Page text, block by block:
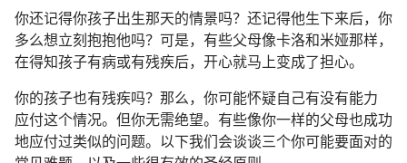
你还记得你孩子出生那天的情景吗？ 还记得他生下来后， 你
多么想立刻抱抱他吗？ 可是， 有些父母像卡洛和米娅那样，
在得知孩子有病或有残疾后， 开心就马上变成了担心。
你的孩子也有残疾吗？ 那么， 你可能怀疑自己有没有能力
应付这个情况。 但你无需绝望。 有些像你一样的父母也成功
地应付过类似的问题。 以下我们会谈谈三个你可能要面对的